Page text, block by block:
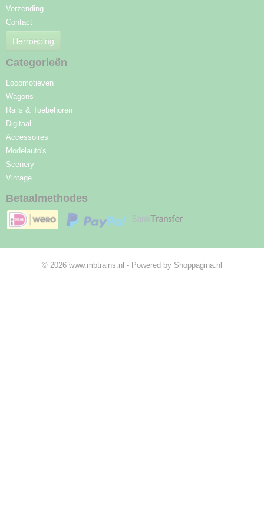
Verzending
Contact
Herroeping
Categorieën
Locomotieven
Wagons
Rails & Toebehoren
Digitaal
Accessoires
Modelauto's
Scenery
Vintage
Betaalmethodes
© 2026 www.mbtrains.nl - Powered by Shoppagina.nl